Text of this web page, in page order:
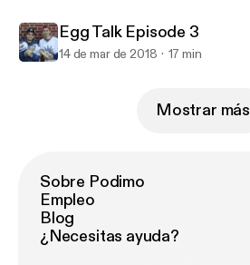
Egg Talk Episode 3
14 de mar de 2018 17 min
Mostrar más
Sobre Podimo
Empleo
Blog
¿Necesitas ayuda?